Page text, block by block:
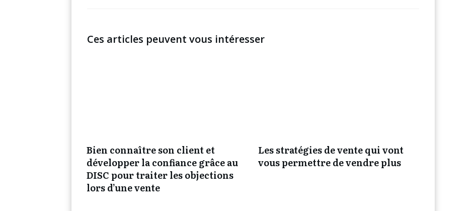
Ces articles peuvent vous intéresser
Bien connaître son client et
développer la confiance grâce au
DISC pour traiter les objections
lors d’une vente
Les stratégies de vente qui vont
vous permettre de vendre plus